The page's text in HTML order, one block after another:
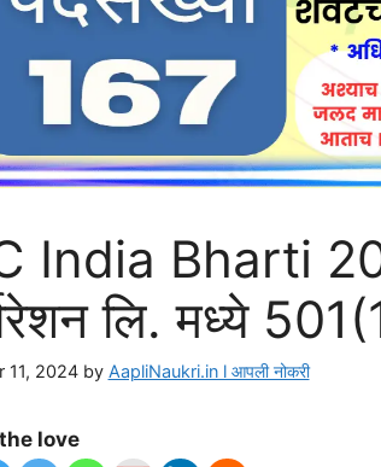
India Bharti
लि. मध्ये
11, 2024 by AapliNaukri.in l आपली नोकरी
love